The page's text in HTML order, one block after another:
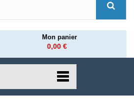
Mon panier
0,00 €